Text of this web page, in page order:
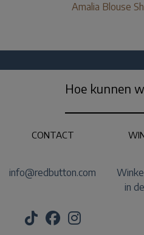
Amalia Blouse
Hoe kunnen
CONTACT
info@redbutton.com
in